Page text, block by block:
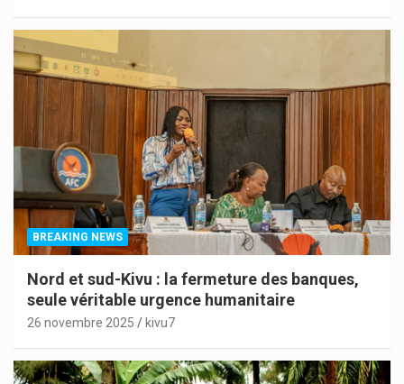
BREAKING NEWS
Nord et sud-Kivu : la fermeture des banques,
seule véritable urgence humanitaire
26 novembre 2025 kivu7